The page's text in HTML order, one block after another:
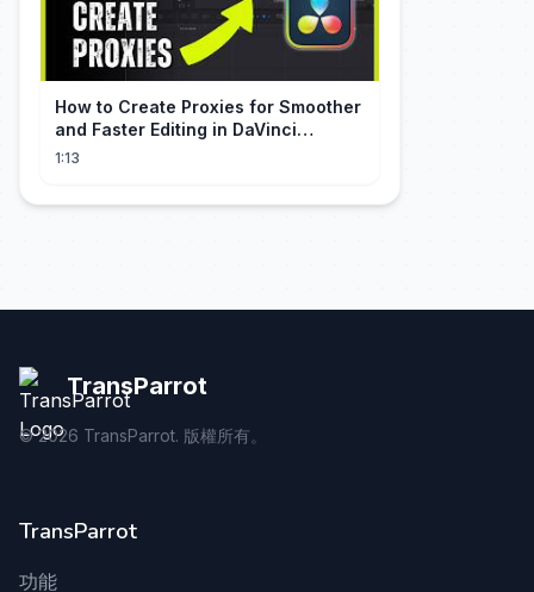
How to Create Proxies for Smoother
and Faster Editing in DaVinci
Resolve
1:13
TransParrot
©2026 TransParrot. 版權所有。
TransParrot
功能